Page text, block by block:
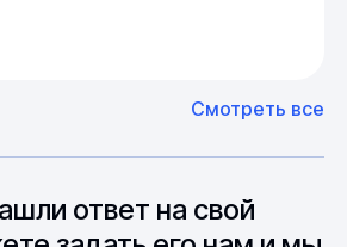
зависимости от различных
до 1 недели.
поставок из Европы и
партнеров мы сможем
с документацией и
логистикой.
Смотреть все
ответ на свой